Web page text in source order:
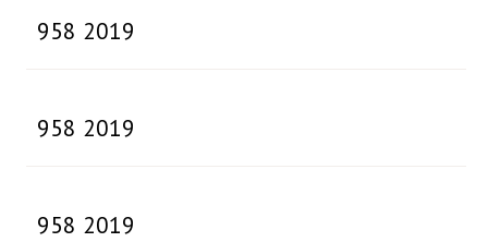
958 2019
958 2019
958 2019